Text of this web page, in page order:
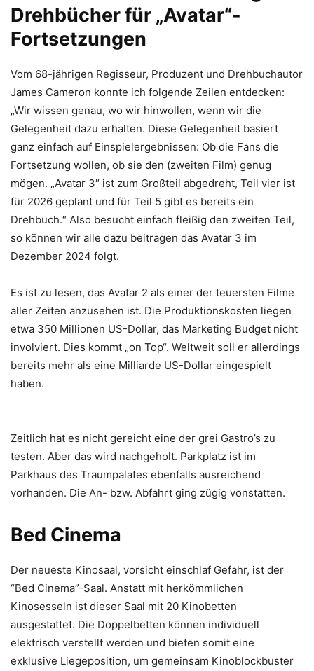
Drehbücher für „Avatar“-
Fortsetzungen
Vom 68-jährigen Regisseur, Produzent und Drehbuchautor
James Cameron konnte ich folgende Zeilen entdecken:
„Wir wissen genau, wo wir hinwollen, wenn wir die
Gelegenheit dazu erhalten. Diese Gelegenheit basiert
ganz einfach auf Einspielergebnissen: Ob die Fans die
Fortsetzung wollen, ob sie den (zweiten Film) genug
mögen. „Avatar 3″ ist zum Großteil abgedreht, Teil vier ist
für 2026 geplant und für Teil 5 gibt es bereits ein
Drehbuch.“ Also besucht einfach fleißig den zweiten Teil,
so können wir alle dazu beitragen das Avatar 3 im
Dezember 2024 folgt.
Es ist zu lesen, das Avatar 2 als einer der teuersten Filme
aller Zeiten anzusehen ist. Die Produktionskosten liegen
etwa 350 Millionen US-Dollar, das Marketing Budget nicht
involviert. Dies kommt „on Top“. Weltweit soll er allerdings
bereits mehr als eine Milliarde US-Dollar eingespielt
haben.
Zeitlich hat es nicht gereicht eine der grei Gastro’s zu
testen. Aber das wird nachgeholt. Parkplatz ist im
Parkhaus des Traumpalates ebenfalls ausreichend
vorhanden. Die An- bzw. Abfahrt ging zügig vonstatten.
Bed Cinema
Der neueste Kinosaal, vorsicht einschlaf Gefahr, ist der
“Bed Cinema”-Saal. Anstatt mit herkömmlichen
Kinosesseln ist dieser Saal mit 20 Kinobetten
ausgestattet. Die Doppelbetten können individuell
elektrisch verstellt werden und bieten somit eine
exklusive Liegeposition, um gemeinsam Kinoblockbuster